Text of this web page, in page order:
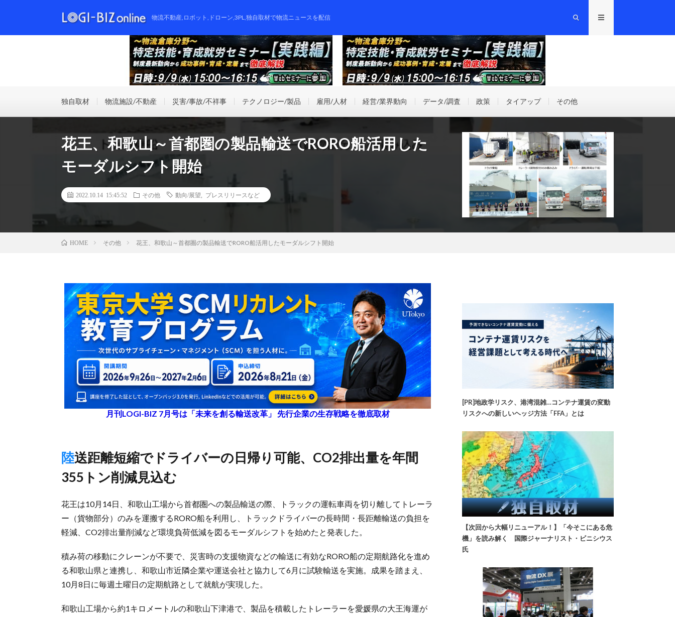
物流不動産,ロボット,ドローン,3PL,独自取材で物流ニュースを配信
独自取材 物流施設/不動産 災害/事故/不祥事 テクノロジー/製品 雇用/人材 経営/業界動向 データ/調査 政策 タイアップ その他
花王、和歌山～首都圏の製品輸送でRORO船活用した
モーダルシフト開始
2022.10.14 15:45:52 その他 動向/展望 プレスリリースなど
HOME その他 花王、和歌山～首都圏の製品輸送でRORO船活用したモーダルシフト開始
月刊LOGI-BIZ 7月号は「未来を創る輸送改革」 先行企業の生存戦略を徹底取材
陸送距離短縮でドライバーの日帰り可能、CO2排出量を年間
355トン削減見込む
花王は10月14日、和歌山工場から首都圏への製品輸送の際、トラックの運転車両を切り離してトレーラ
ー（貨物部分）のみを運搬するRORO船を利用し、トラックドライバーの長時間・長距離輸送の負担を
軽減、CO2排出量削減など環境負荷低減を図るモーダルシフトを始めたと発表した。
積み荷の移動にクレーンが不要で、災害時の支援物資などの輸送に有効なRORO船の定期航路化を進め
る和歌山県と連携し、和歌山市近隣企業や運送会社と協力して6月に試験輸送を実施。成果を踏まえ、
10月8日に毎週土曜日の定期航路として就航が実現した。
和歌山工場から約1キロメートルの和歌山下津港で、製品を積載したトレーラーを愛媛県の大王海運が
[PR]地政学リスク、港湾混雑…コンテナ運賃の変動
リスクへの新しいヘッジ方法「FFA」とは
【次回から大幅リニューアル！】「今そこにある危
機」を読み解く 国際ジャーナリスト・ビニシウス
氏